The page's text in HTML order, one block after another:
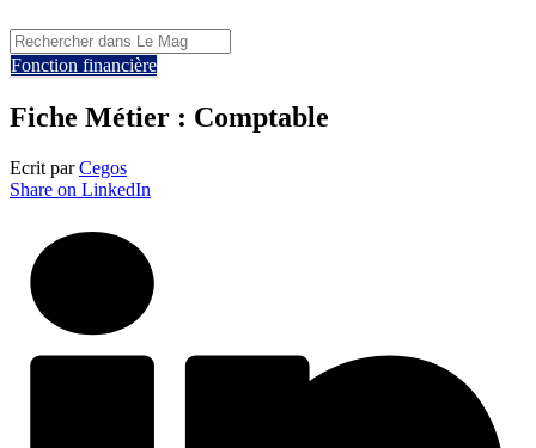
Fonction financière
Fiche Métier : Comptable
Ecrit parCegos
Share on LinkedIn